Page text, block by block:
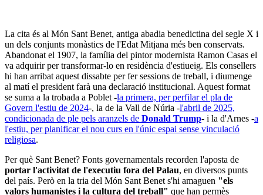
La cita és al Món Sant Benet, antiga abadia benedictina del segle X i
un dels conjunts monàstics de l'Edat Mitjana més ben conservats.
Abandonat el 1907, la família del pintor modernista Ramon Casas el
va adquirir per transformar-lo en residència d'estiueig. Els consellers
hi han arribat aquest dissabte per fer sessions de treball, i diumenge
al matí el president farà una declaració institucional. Aquest format
se suma a la trobada a Poblet -la primera, per perfilar el pla de
Govern l'estiu de 2024-, la de la Vall de Núria -l'abril de 2025,
condicionada de ple pels aranzels de Donald Trump- i la d'Arnes -a
l'estiu, per planificar el nou curs en l'únic espai sense vinculació
religiosa.
Per què Sant Benet? Fonts governamentals recorden l'aposta de
portar l'activitat de l'executiu fora del Palau, en diversos punts
del país. Però en la tria del Món Sant Benet s'hi amaguen "els
valors humanistes i la cultura del treball" que han permès